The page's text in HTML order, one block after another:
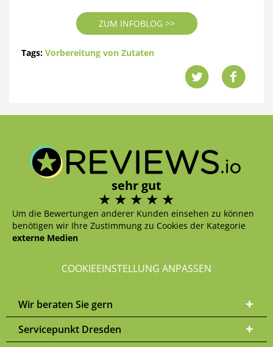
ZUM INFOBLOG >>
Tags: Vorbereitung von Zutaten
sehr gut
Um die Bewertungen anderer Kunden einsehen zu können
benötigen wir Ihre Zustimmung zu Cookies der Kategorie
externe Medien
COOKIEEINSTELLUNG ANPASSEN
Wir beraten Sie gern
Servicepunkt Dresden